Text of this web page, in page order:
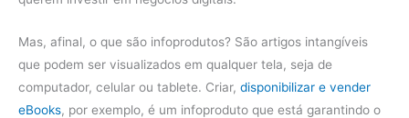
Mas, afinal, o que são infoprodutos? São artigos intangíveis
que podem ser visualizados em qualquer tela, seja de
computador, celular ou tablete. Criar, disponibilizar e vender
eBooks, por exemplo, é um infoproduto que está garantindo o